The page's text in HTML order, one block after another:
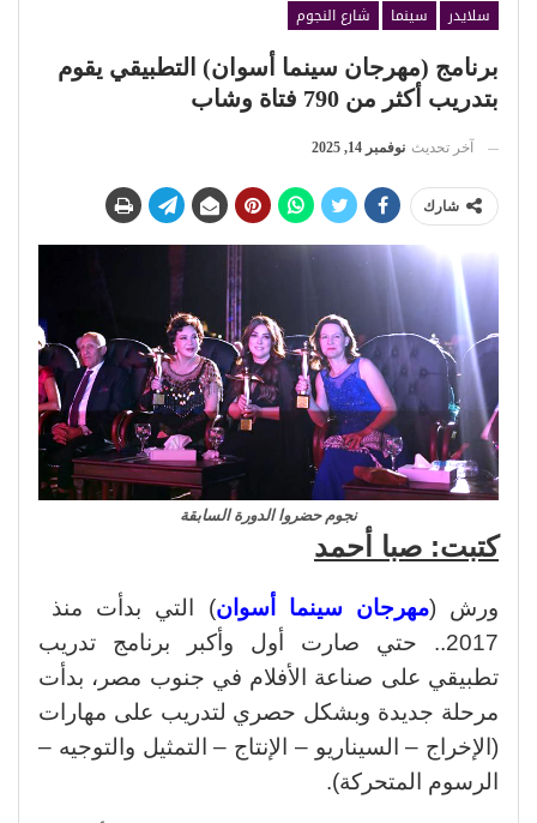
سلايدر سينما
شارع النجوم
برنامج (مهرجان سينما أسوان) التطبيقي يقوم
بتدريب أكثر من 790 فتاة وشاب
آخر تحديث نوفمبر 14, 2025
شارك
نجوم حضروا الدورة السابقة
كتبت: صبا أحمد
ورش (مهرجان سينما أسوان) التي بدأت منذ
2017.. حتي صارت أول وأكبر برنامج تدريب
تطبيقي على صناعة الأفلام في جنوب مصر، بدأت
مرحلة جديدة وبشكل حصري لتدريب على مهارات
(الإخراج – السيناريو – الإنتاج – التمثيل والتوجيه –
الرسوم المتحركة).